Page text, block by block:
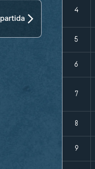
4
5
6
7
8
9